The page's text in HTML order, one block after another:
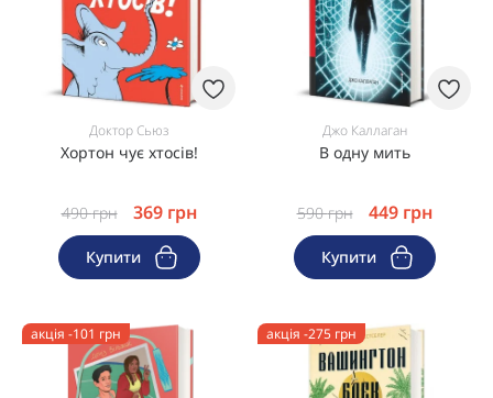
Доктор Сьюз
Хортон чує хтосів!
490грн 369 грн
Купити
Джо Каллаган
В одну мить
590грн 449 грн
Купити
акція -101 грн акція -275 грн